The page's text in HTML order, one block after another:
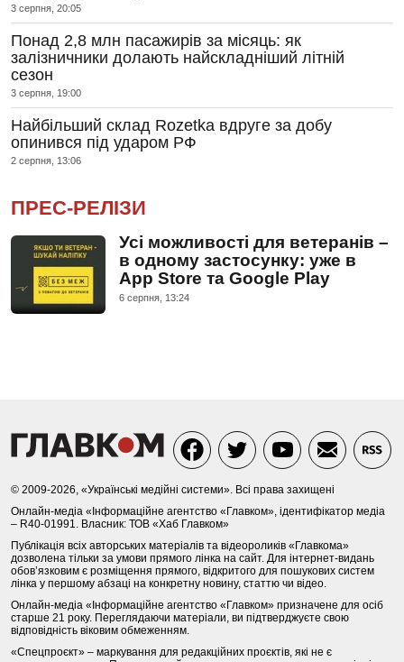
3 серпня, 20:05
Понад 2,8 млн пасажирів за місяць: як
залізничники долають найскладніший літній
сезон
3 серпня, 19:00
Найбільший склад Rozetka вдруге за добу
опинився під ударом РФ
2 серпня, 13:06
ПРЕС-РЕЛІЗИ
Усі можливості для ветеранів –
в одному застосунку: уже в
App Store та Google Play
6 серпня, 13:24
© 2009-2026, «Українські медійні системи». Всі права захищені
Онлайн-медіа «Інформаційне агентство «Главком», ідентифікатор медіа
– R40-01991. Власник: ТОВ «Хаб Главком»
Публікація всіх авторських матеріалів та відеороликів «Главкома»
дозволена тільки за умови прямого лінка на сайт. Для інтернет-видань
обов’язковим є розміщення прямого, відкритого для пошукових систем
лінка у першому абзаці на конкретну новину, статтю чи відео.
Онлайн-медіа «Інформаційне агентство «Главком» призначене для осіб
старше 21 року. Переглядаючи матеріали, ви підтверджуєте свою
відповідність віковим обмеженням.
«Спецпроєкт» – маркування для редакційних проєктів, які не є